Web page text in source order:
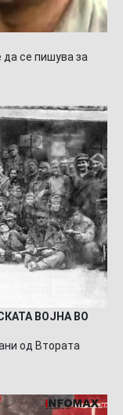
се пишува за
ВОЈНА ВО
од Втората